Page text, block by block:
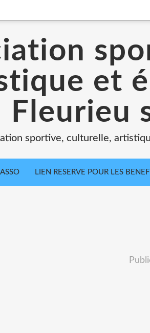
et
Fleurieu
sportive, culturelle,
LIEN RESERVE POUR LES